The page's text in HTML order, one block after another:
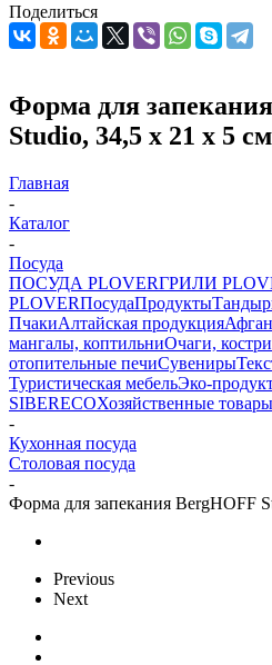
Поделиться
Форма для
Studio, 34,5 х 21 х 5 см
Главная
-
Каталог
-
Посуда
ПОСУДА PLOVERГРИЛИ
PLOVERПосудаПродукты
ПчакиАлтайская продукция
мангалы, коптильниОчаги,
отопительные печиСувениры
Туристическая мебельЭко-
SIBERECOХозяйственные товары
-
Кухонная посуда
Столовая посуда
-
Форма для запекания BergHOFF
Previous
Next